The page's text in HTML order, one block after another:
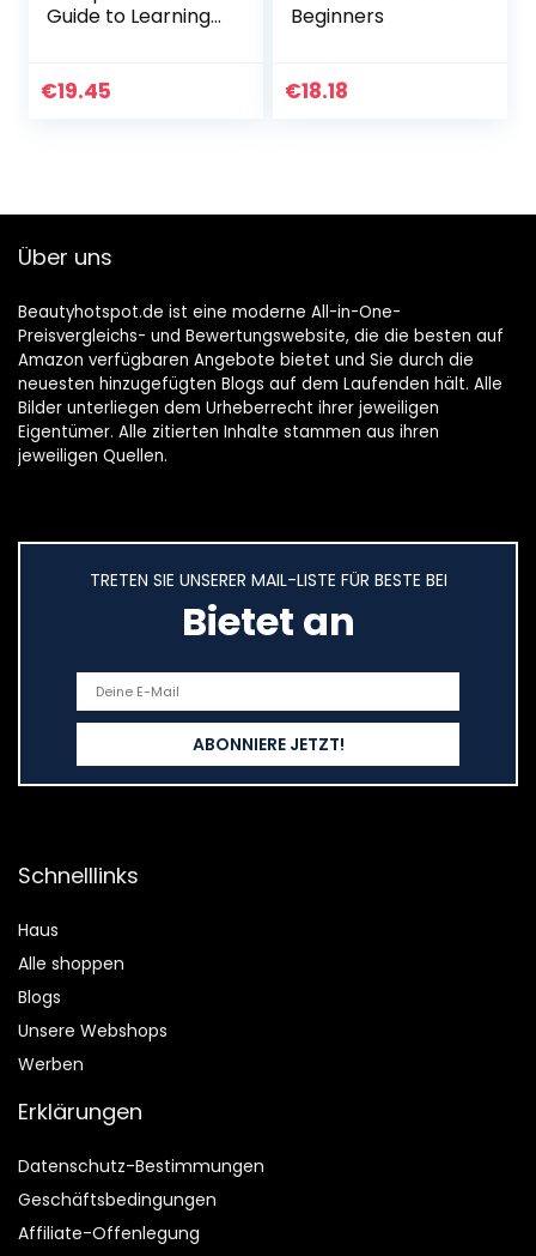
Guide to Learning
Including
€19.45
Beginners
€18.18
Über uns
Beautyhotspot.de ist eine moderne All-in-One-
Preisvergleichs- und Bewertungswebsite, die die besten auf
Amazon verfügbaren Angebote bietet und Sie durch die
neuesten hinzugefügten Blogs auf dem Laufenden hält. Alle
Bilder unterliegen dem Urheberrecht ihrer jeweiligen
Eigentümer. Alle zitierten Inhalte stammen aus ihren
jeweiligen Quellen.
TRETEN SIE UNSERER MAIL-LISTE FÜR BESTE BEI
Bietet an
Schnelllinks
Haus
Alle shoppen
Blogs
Unsere Webshops
Werben
Erklärungen
Datenschutz-Bestimmungen
Geschäftsbedingungen
Affiliate-Offenlegung